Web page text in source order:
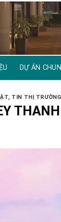
DỰ ÁN
, TIN THỊ TRƯỜNG